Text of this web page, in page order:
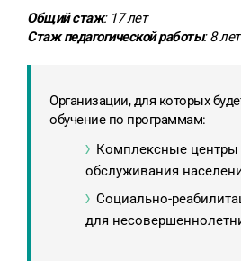
Общий стаж: 17 лет
Стаж педагогической работы: 8 лет
Организации, для которых
обучение по программам:
Комплексные центры
обслуживания
Социально-
для